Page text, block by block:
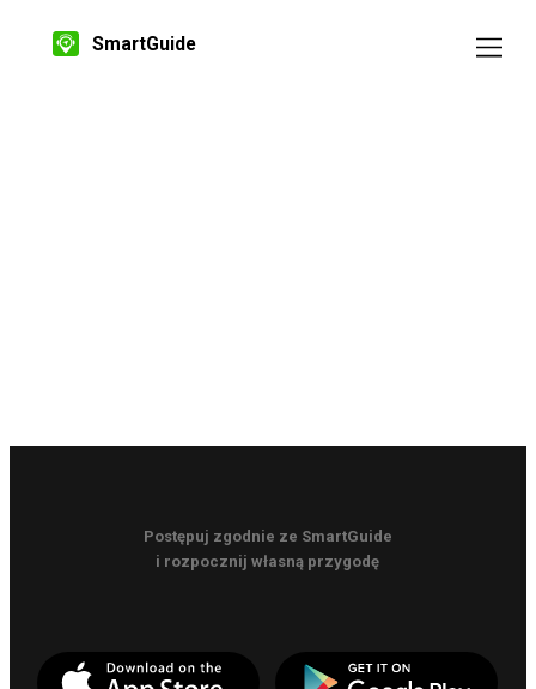
SmartGuide
Postępuj zgodnie ze SmartGuide
i rozpocznij własną przygodę